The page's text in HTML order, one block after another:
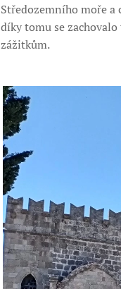
Středozemního moře a
díky tomu se
zážitkům.